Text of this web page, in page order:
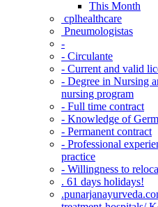
This Month
‎ cplhealthcare‬
Pneumologistas
-
- Circulante
- Current and valid
- Degree in Nursing
nursing program
- Full time contract
- Knowledge of
- Permanent contract
- Professional
practice
- Willingness to
. 61 days holidays!